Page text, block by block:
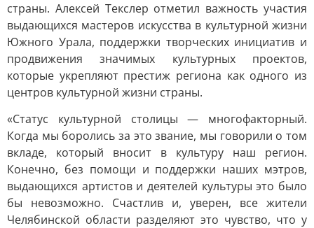
страны. Алексей Текслер отметил важность участия
выдающихся мастеров искусства в культурной жизни
Южного Урала, поддержки творческих инициатив и
продвижения значимых культурных проектов,
которые укрепляют престиж региона как одного из
центров культурной жизни страны.
«Статус культурной столицы — многофакторный.
Когда мы боролись за это звание, мы говорили о том
вкладе, который вносит в культуру наш регион.
Конечно, без помощи и поддержки наших мэтров,
выдающихся артистов и деятелей культуры это было
бы невозможно. Счастлив и, уверен, все жители
Челябинской области разделяют это чувство, что у